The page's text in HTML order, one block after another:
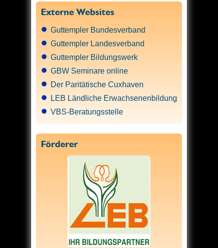
Externe Websites
Guttempler Bundesverband
Guttempler Landesverband
Guttempler Bildungswerk
GBW Seminare online
Der Paritätische Cuxhaven
LEB Ländliche Erwachsenenbildung
VBS-Beratungsstelle
Förderer